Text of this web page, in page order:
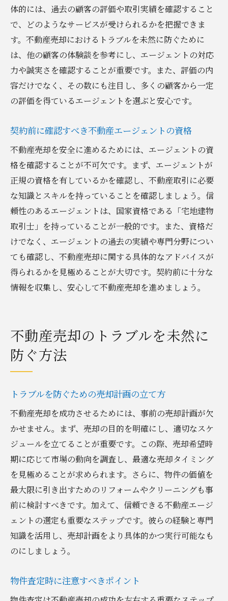
体的には、過去の顧客の評価や取引実績を確認すること
で、どのようなサービスが受けられるかを把握できま
す。不動産売却におけるトラブルを未然に防ぐために
は、他の顧客の体験談を参考にし、エージェントの対応
力や誠実さを確認することが重要です。また、評価の内
容だけでなく、その数にも注目し、多くの顧客から一定
の評価を得ているエージェントを選ぶと安心です。
契約前に確認すべき不動産エージェントの資格
不動産売却を安全に進めるためには、エージェントの資
格を確認することが不可欠です。まず、エージェントが
正規の資格を有しているかを確認し、不動産取引に必要
な知識とスキルを持っていることを確認しましょう。信
頼性のあるエージェントは、国家資格である「宅地建物
取引士」を持っていることが一般的です。また、資格だ
けでなく、エージェントの過去の実績や専門分野につい
ても確認し、不動産売却に関する具体的なアドバイスが
得られるかを見極めることが大切です。契約前に十分な
情報を収集し、安心して不動産売却を進めましょう。
不動産売却のトラブルを未然に
防ぐ方法
トラブルを防ぐための売却計画の立て方
不動産売却を成功させるためには、事前の売却計画が欠
かせません。まず、売却の目的を明確にし、適切なスケ
ジュールを立てることが重要です。この際、売却希望時
期に応じて市場の動向を調査し、最適な売却タイミング
を見極めることが求められます。さらに、物件の価値を
最大限に引き出すためのリフォームやクリーニングも事
前に検討すべきです。加えて、信頼できる不動産エージ
ェントの選定も重要なステップです。彼らの経験と専門
知識を活用し、売却計画をより具体的かつ実行可能なも
のにしましょう。
物件査定時に注意すべきポイント